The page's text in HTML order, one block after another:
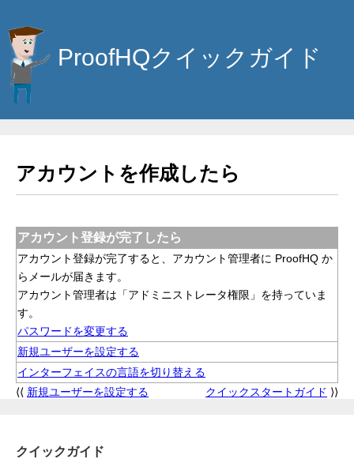
ProofHQクイックガイド
アカウントを作成したら
アカウント登録が完了したら
アカウント登録が完了すると、アカウント管理者に ProofHQ か
らメールが届きます。
アカウント管理者は「アドミニストレータ権限」を持っていま
す。
パスワードを変更する
新規ユーザーを設定する
インターフェイスの言語を切り替える
⟨⟨ 新規ユーザーを設定する クイックスタートガイド ⟩⟩
クイックガイド